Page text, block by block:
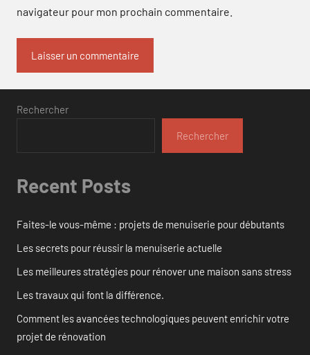
navigateur pour mon prochain commentaire.
Rechercher
Rechercher
Recent Posts
Faites-le vous-même : projets de menuiserie pour débutants
Les secrets pour réussir la menuiserie actuelle
Les meilleures stratégies pour rénover une maison sans stress
Les travaux qui font la différence.
Comment les avancées technologiques peuvent enrichir votre
projet de rénovation